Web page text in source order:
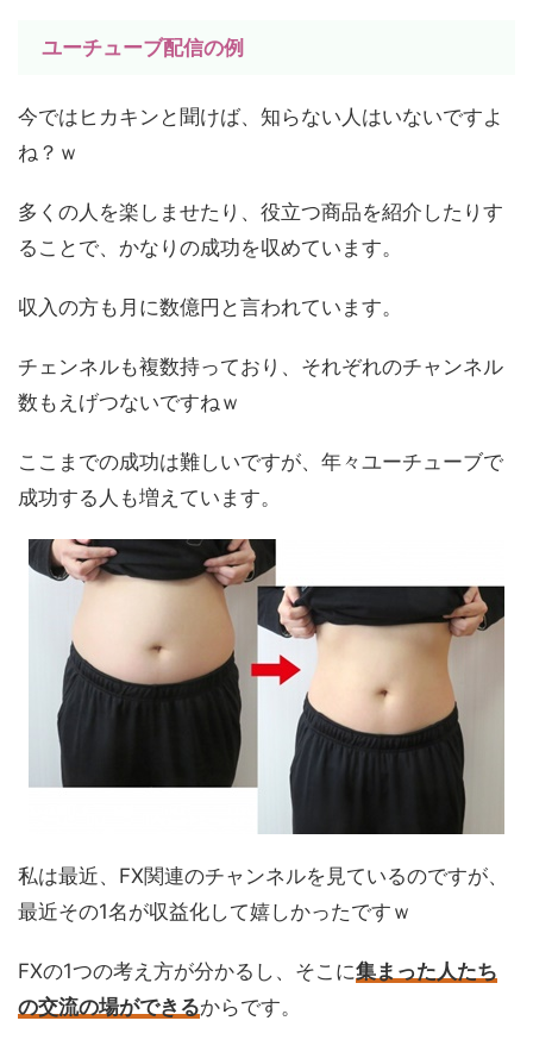
ユーチューブ配信の例
今ではヒカキンと聞けば、知らない人はいないですよ
ね？ｗ
多くの人を楽しませたり、役立つ商品を紹介したりす
ることで、かなりの成功を収めています。
収入の方も月に数億円と言われています。
チェンネルも複数持っており、それぞれのチャンネル
数もえげつないですねｗ
ここまでの成功は難しいですが、年々ユーチューブで
成功する人も増えています。
私は最近、FX関連のチャンネルを見ているのですが、
最近その1名が収益化して嬉しかったですｗ
FXの1つの考え方が分かるし、そこに集まった人たち
の交流の場ができるからです。